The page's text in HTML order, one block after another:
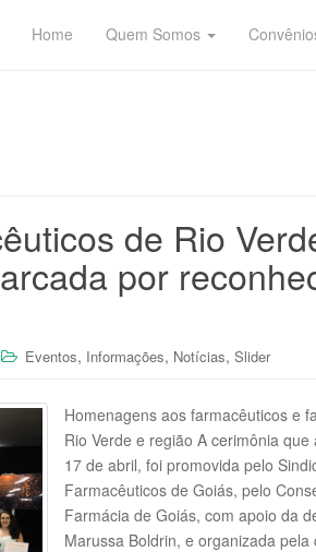
Home Quem Somos
de Rio
por
Eventos, Informações, Notícias, Slider
Homenagens aos farmacêuticos e
Rio Verde e região A cerimônia
17 de abril, foi promovida pelo
Farmacêuticos de Goiás, pelo
Farmácia de Goiás, com apoio da
Marussa Boldrin, e organizada pela